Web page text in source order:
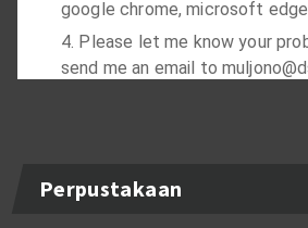
Perpustakaan